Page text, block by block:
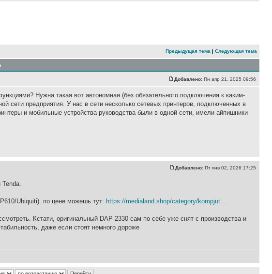
Предыдущая тема | Следующая тема
Добавлено: Пн апр 21, 2025 09:56
Нужна такая вот автономная (без обязательного подключения к каким-
сети предприятия. У нас в сети несколько сетевых принтеров, подключенных в
и мобильные устройства руководства были в одной сети, имели айпишники
Добавлено: Пт янв 02, 2026 17:25
Ubiquiti). по цене можешь тут: https://medialand.shop/category/kompjut ...
Кстати, оригинальный DAP-2330 сам по себе уже снят с производства и
даже если стоят немного дороже